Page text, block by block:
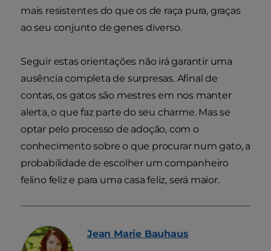
mais resistentes do que os de raça pura, graças
ao seu conjunto de genes diverso.
Seguir estas orientações não irá garantir uma
ausência completa de surpresas. Afinal de
contas, os gatos são mestres em nos manter
alerta, o que faz parte do seu charme. Mas se
optar pelo processo de adoção, com o
conhecimento sobre o que procurar num gato, a
probabilidade de escolher um companheiro
felino feliz e para uma casa feliz, será maior.
Jean Marie Bauhaus